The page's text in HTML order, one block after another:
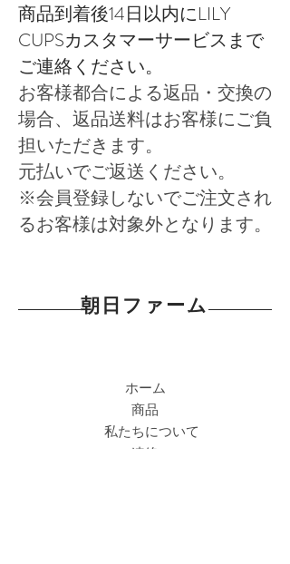
商品到着後14日以内にLILY
CUPSカスタマーサービスまで
ご連絡ください。
お客様都合による返品・交換の
場合、返品送料はお客様にご負
担いただきます。
元払いでご返送ください。
※会員登録しないでご注文され
るお客様は対象外となります。
朝日ファーム
​ホーム
商品
私たちについて
​連絡